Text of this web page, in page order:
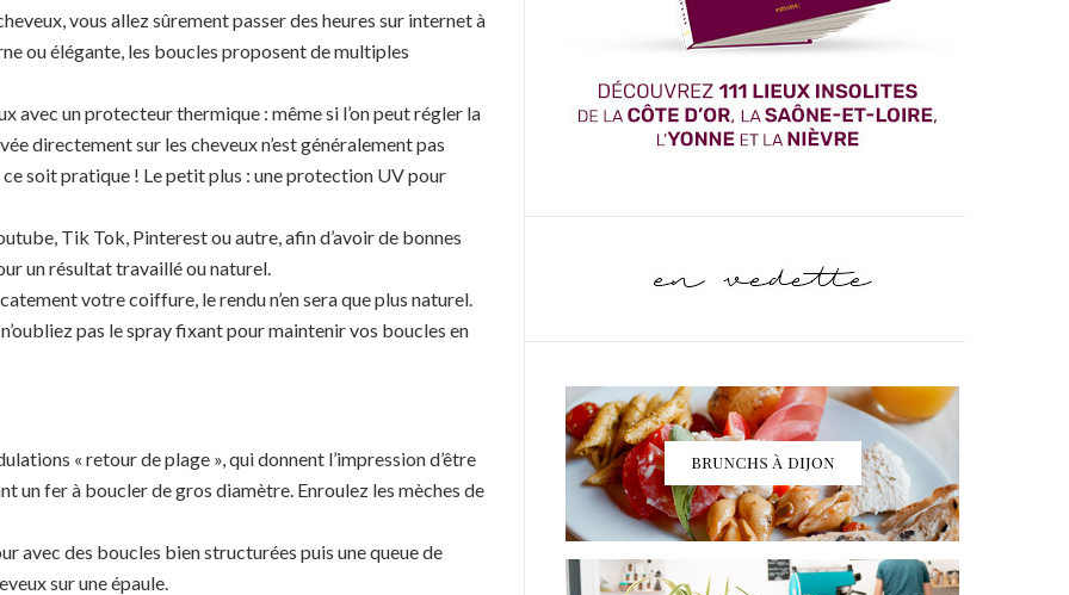
vous allez sûrement passer des heures sur internet à
ou élégante, les boucles proposent de multiples
avec un protecteur thermique : même si l’on peut régler la
directement sur les cheveux n’est généralement pas
soit pratique ! Le petit plus : une protection UV pour
Tik Tok, Pinterest ou autre, afin d’avoir de bonnes
un résultat travaillé ou naturel.
votre coiffure, le rendu n’en sera que plus naturel.
pas le spray fixant pour maintenir vos boucles en
« retour de plage », qui donnent l’impression d’être
un fer à boucler de gros diamètre. Enroulez les mèches de
avec des boucles bien structurées puis une queue de
sur une épaule.